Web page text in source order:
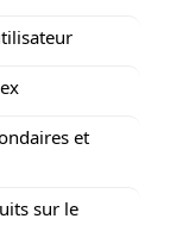
et
sur le